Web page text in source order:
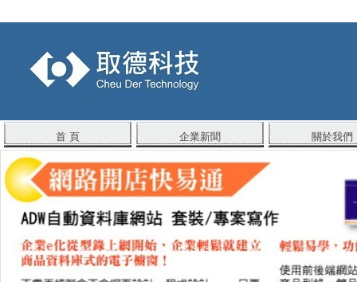
首 頁 企業新聞 關於我們